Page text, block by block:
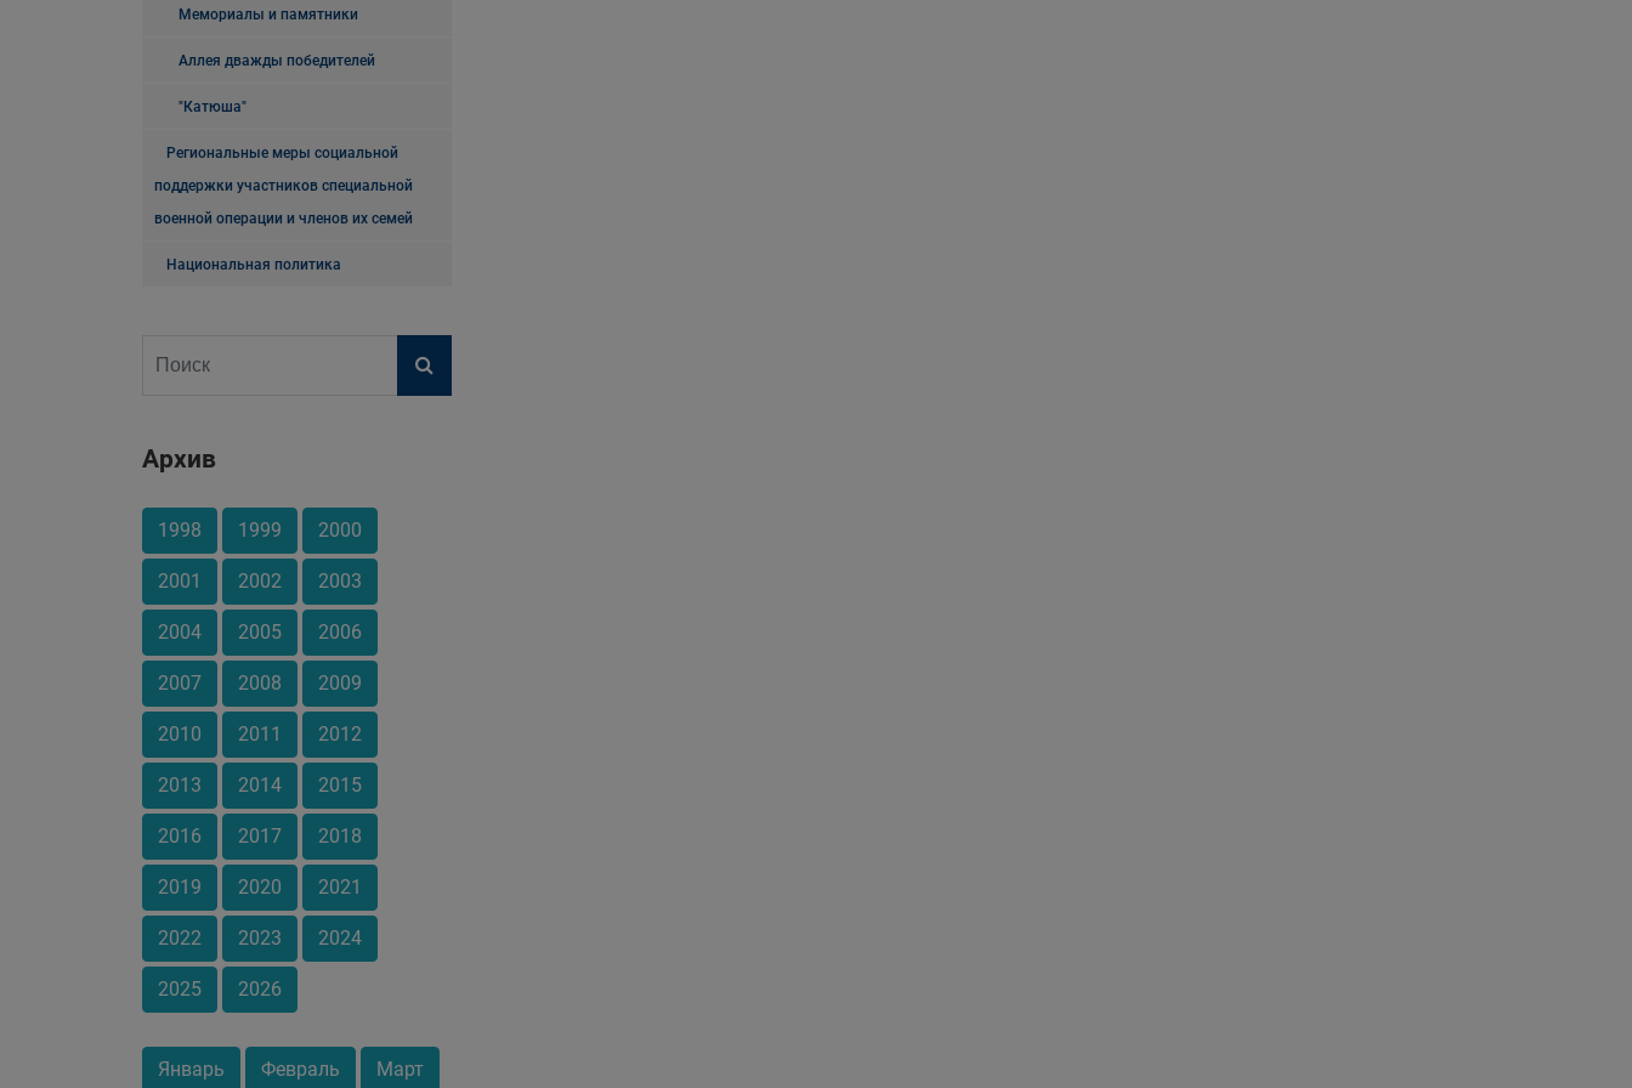
Мемориалы и памятники
Аллея дважды победителей
"Катюша"
Региональные меры социальной
поддержки участников специальной
военной операции и членов их семей
Национальная политика
Архив
1998 1999 2000
2001 2002 2003
2004 2005 2006
2007 2008 2009
2010 2011 2012
2013 2014 2015
2016 2017 2018
2019 2020 2021
2022 2023 2024
2025 2026
Январь Февраль Март